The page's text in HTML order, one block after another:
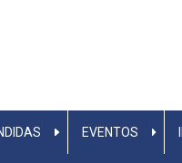
EVENTOS